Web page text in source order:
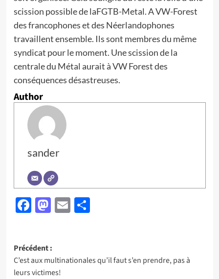
scission possible de laFGTB-Metal. A VW-Forest
des francophones et des Néerlandophones
travaillent ensemble. Ils sont membres du même
syndicat pour le moment. Une scission de la
centrale du Métal aurait à VW Forest des
conséquences désastreuses.
Author
sander
Facebook
Mastodon
EmailPartager
Navigation
d’article
Précédent :
C’est aux multinationales qu’il faut s’en prendre, pas à
leurs victimes!